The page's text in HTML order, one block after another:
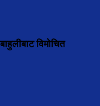
विमोचित